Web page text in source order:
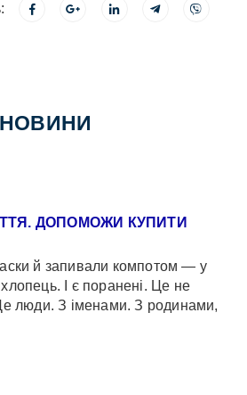
НОВИНИ
ДОПОМОЖИ КУПИТИ
й запивали компотом — у
І є поранені. Це не
люди. З іменами. З родинами,